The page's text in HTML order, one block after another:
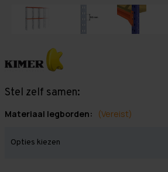
Stel zelf samen:
Materiaal legborden: (Vereist)